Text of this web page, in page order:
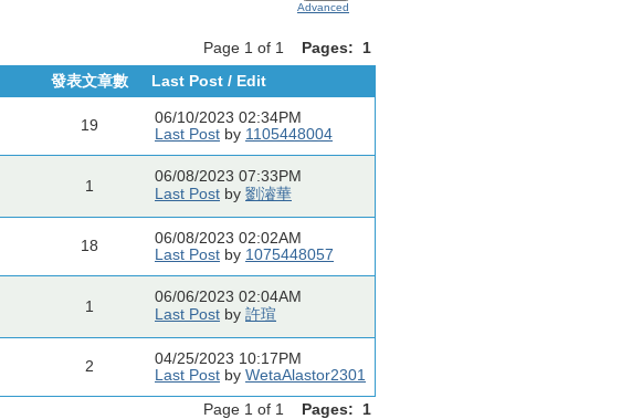
Advanced
Page 1 of 1 Pages: 1
發表文章數 Last Post / Edit
19
06/10/2023 02:34PM
Last Post by 1105448004
1
06/08/2023 07:33PM
Last Post by 劉濬華
18
06/08/2023 02:02AM
Last Post by 1075448057
1
06/06/2023 02:04AM
Last Post by 許瑄
2
04/25/2023 10:17PM
Last Post by WetaAlastor2301
Page 1 of 1 Pages: 1